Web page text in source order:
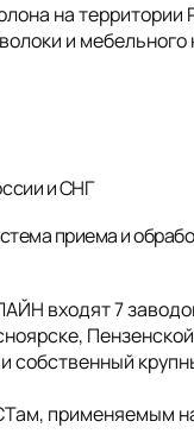
на территории
и мебельного
и СНГ
приема и
входят 7
собственный
применяемым